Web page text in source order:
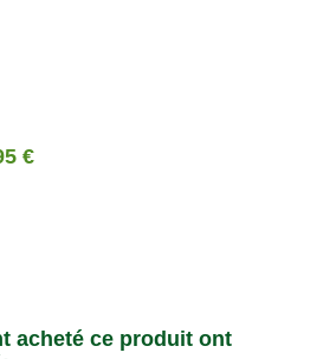
€
acheté ce produit ont